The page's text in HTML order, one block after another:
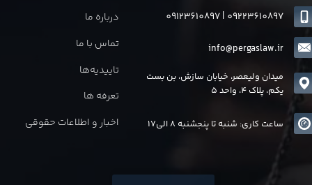
درباره ما
تماس با ما
تاییدیه‌ها
تعرفه ها
اخبار و اطلاعات حقوقی
info@pergaslaw.ir
09123610897| 09223610897
میدان ولیعصر، خیابان سازش، بن بست
یکم، پلاک 4، واحد 5
ساعت کاری: شنبه تا پنجشنبه 8 الی17